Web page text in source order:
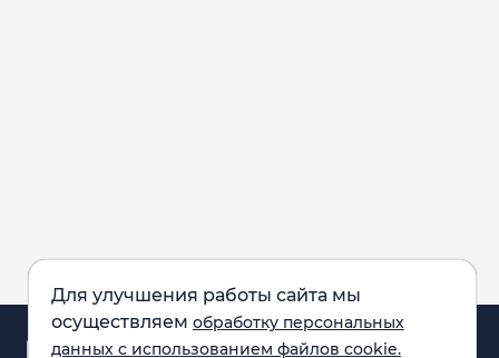
Для улучшения работы сайта мы
осуществляем обработку персональных
данных с использованием файлов cookie.
Аналитика и